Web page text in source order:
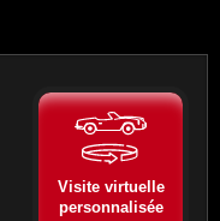
Visite virtuelle
personnalisée